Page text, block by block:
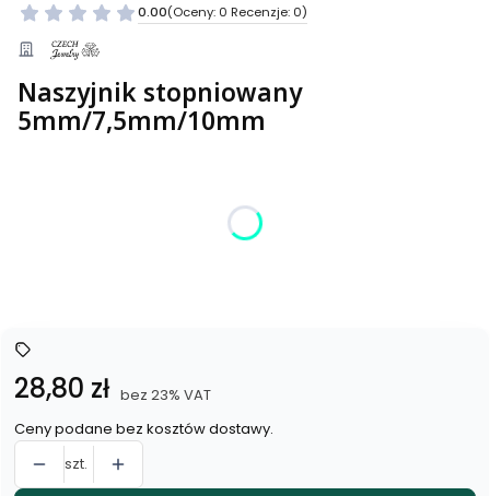
0.00(Oceny: 0 Recenzje: 0)
Naszyjnik stopniowany
5mm/7,5mm/10mm
Cena
28,80 zł bez 23% VAT
Ceny podane bez kosztów dostawy.
szt.